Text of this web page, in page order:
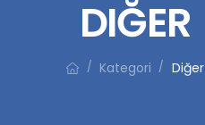
DIĞER
/ Kategori / Diğer